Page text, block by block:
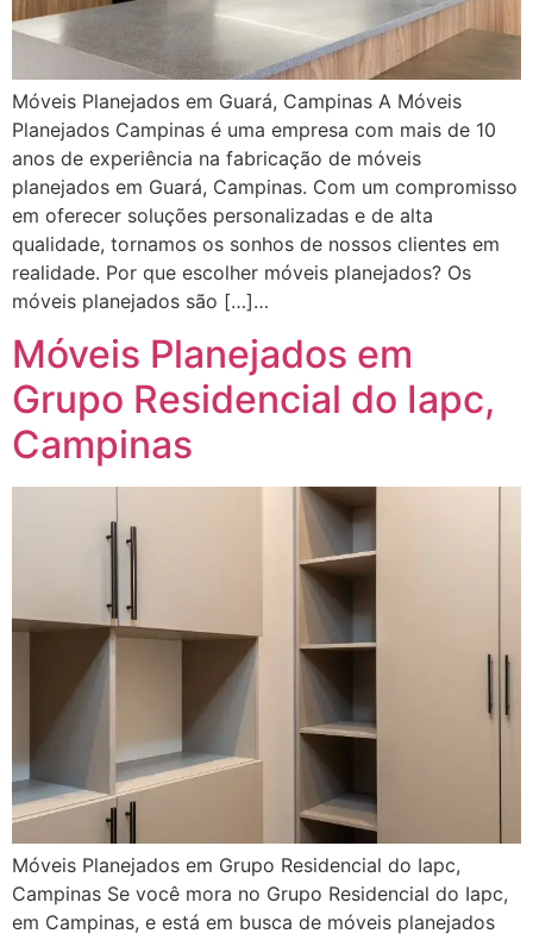
Móveis Planejados em Guará, Campinas A Móveis
Planejados Campinas é uma empresa com mais de 10
anos de experiência na fabricação de móveis
planejados em Guará, Campinas. Com um compromisso
em oferecer soluções personalizadas e de alta
qualidade, tornamos os sonhos de nossos clientes em
realidade. Por que escolher móveis planejados? Os
móveis planejados são […]…
Móveis Planejados em
Grupo Residencial do Iapc,
Campinas
Móveis Planejados em Grupo Residencial do Iapc,
Campinas Se você mora no Grupo Residencial do Iapc,
em Campinas, e está em busca de móveis planejados